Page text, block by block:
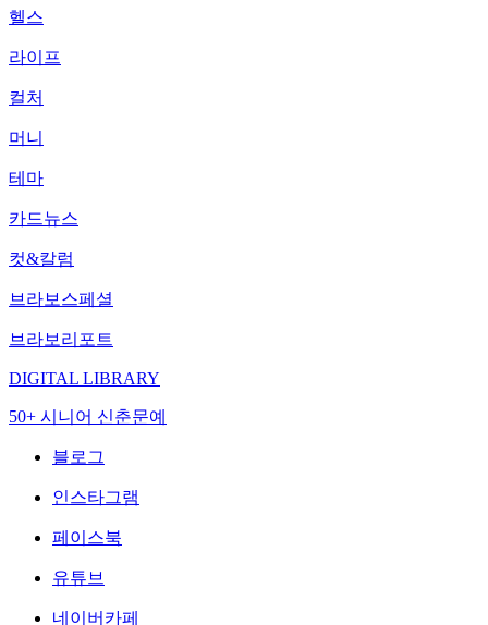
헬스
라이프
컬처
머니
테마
카드뉴스
컷&칼럼
브라보스페셜
브라보리포트
DIGITAL LIBRARY
50+ 시니어 신춘문예
블로그
인스타그램
페이스북
유튜브
네이버카페